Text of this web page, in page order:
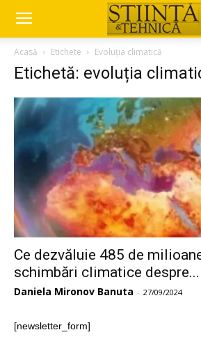
Acasă Etichete Evoluția climatică
Etichetă: evoluția
Ce dezvăluie 485 de
schimbări climatice despre...
Daniela Mironov Banuta - 27/09/2024
[newsletter_form]